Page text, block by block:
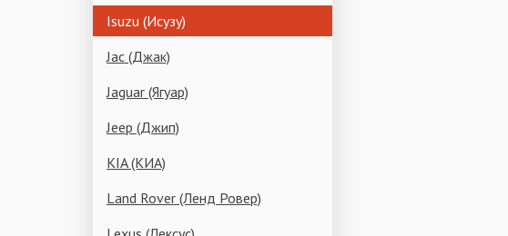
Isuzu (Исузу)
Jac (Джак)
Jaguar (Ягуар)
Jeep (Джип)
KIA (КИА)
Land Rover (Ленд Ровер)